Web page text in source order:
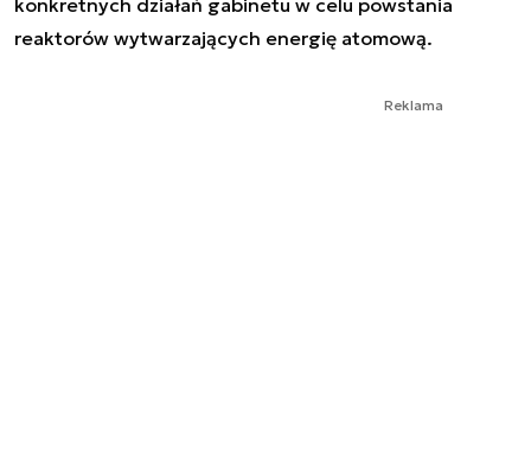
reaktorów wytwarzających energię atomową.
Reklama